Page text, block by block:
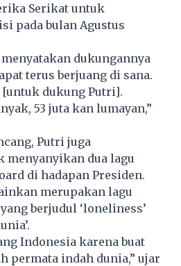
Serikat untuk
pada bulan Agustus
dukungannya
terus berjuang di sana.
dukung Putri].
53 juta kan lumayan,”
Putri juga
menyanyikan dua lagu
di hadapan Presiden.
merupakan lagu
berjudul ‘loneliness’
Indonesia karena buat
permata indah dunia,” ujar